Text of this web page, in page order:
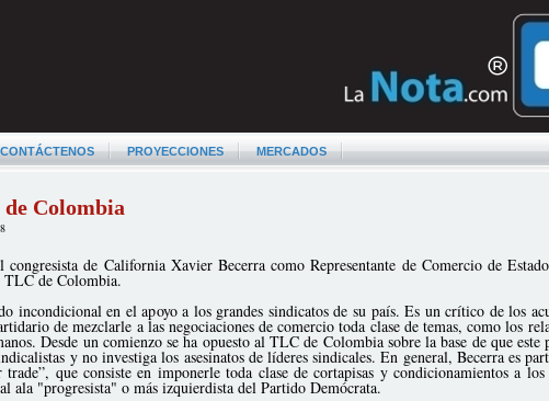
CONTÁCTENOS PROYECCIONES MERCADOS
Colombia
de California Xavier Becerra como Representante de Comercio de
de Colombia.
incondicional en el apoyo a los grandes sindicatos de su país. Es un crítico de los
de mezclarle a las negociaciones de comercio toda clase de temas, como los
Desde un comienzo se ha opuesto al TLC de Colombia sobre la base de que este
y no investiga los asesinatos de líderes sindicales. En general, Becerra es
que consiste en imponerle toda clase de cortapisas y condicionamientos a
ala "progresista" o más izquierdista del Partido Demócrata.